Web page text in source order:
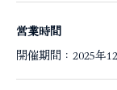
営業時間
開催期間：2025年